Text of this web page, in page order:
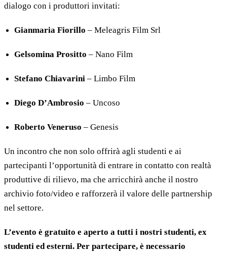
dialogo con i produttori invitati:
Gianmaria Fiorillo – Meleagris Film Srl
Gelsomina Prositto – Nano Film
Stefano Chiavarini – Limbo Film
Diego D’Ambrosio – Uncoso
Roberto Veneruso – Genesis
Un incontro che non solo offrirà agli studenti e ai
partecipanti l’opportunità di entrare in contatto con realtà
produttive di rilievo, ma che arricchirà anche il nostro
archivio foto/video e rafforzerà il valore delle partnership
nel settore.
L’evento è gratuito e aperto a tutti i nostri studenti, ex
studenti ed esterni. Per partecipare, è necessario